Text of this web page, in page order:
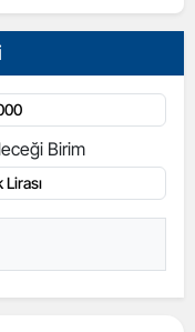
Birim